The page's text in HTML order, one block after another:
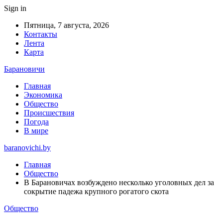
Sign in
Пятница, 7 августа, 2026
Контакты
Лента
Карта
Барановичи
Главная
Экономика
Общество
Происшествия
Погода
В мире
baranovichi.by
Главная
Общество
В Барановичах возбуждено несколько уголовных дел за
сокрытие падежа крупного рогатого скота
Общество